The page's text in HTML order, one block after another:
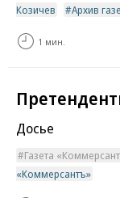
Козичев
Архив
1 мин.
Досье
Газета
«Коммерсантъ»